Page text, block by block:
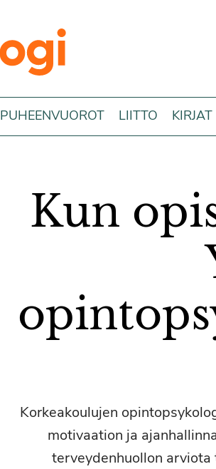
PUHEENVUOROT LIITTO KIRJAT
Kun
Korkeakoulujen
motivaation ja
terveydenhuollon